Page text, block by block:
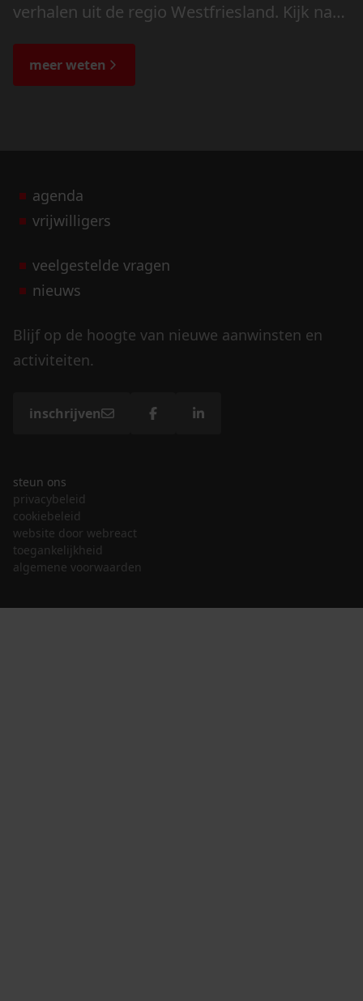
verhalen uit de regio Westfriesland. Kijk naar
de bijzondere verhalen.
meer weten
agenda
vrijwilligers
veelgestelde vragen
nieuws
Blijf op de hoogte van nieuwe aanwinsten en
activiteiten.
inschrijven
steun ons
privacybeleid
cookiebeleid
website door webreact
toegankelijkheid
algemene voorwaarden